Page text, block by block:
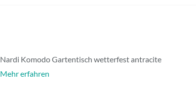
Nardi Komodo Gartentisch wetterfest antracite
Mehr erfahren